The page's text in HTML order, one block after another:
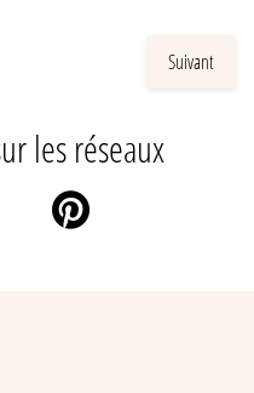
Suivant
les réseaux